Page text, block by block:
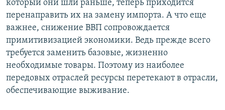
который они шли раньше, теперь приходится
перенаправить их на замену импорта. А что еще
важнее, снижение ВВП сопровождается
примитивизацией экономики. Ведь прежде всего
требуется заменить базовые, жизненно
необходимые товары. Поэтому из наиболее
передовых отраслей ресурсы перетекают в отрасли,
обеспечивающие выживание.